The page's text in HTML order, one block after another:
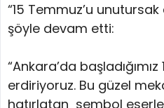
“15 Temmuz’u
şöyle devam etti:
“Ankara’da
erdiriyoruz. Bu güzel
hatırlatan sembol